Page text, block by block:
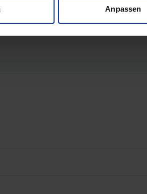
wie Ihre persönlichen Daten
Daten zusammen, die Sie ihnen
Anpassen